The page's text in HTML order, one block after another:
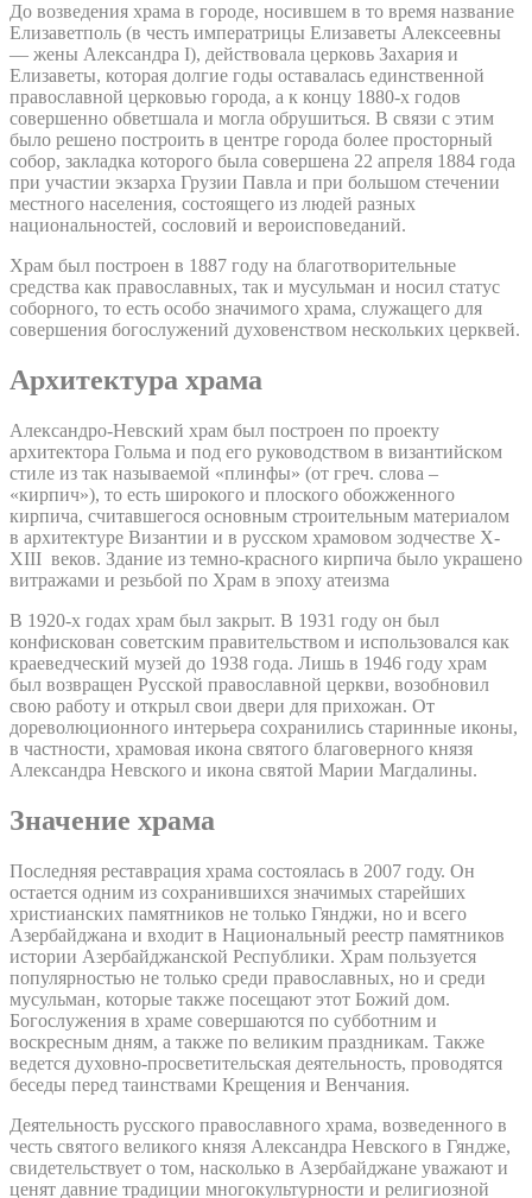
До возведения храма в городе, носившем в то время название
Елизаветполь (в честь императрицы Елизаветы Алексеевны
— жены Александра I), действовала церковь Захария и
Елизаветы, которая долгие годы оставалась единственной
православной церковью города, а к концу 1880-х годов
совершенно обветшала и могла обрушиться. В связи с этим
было решено построить в центре города более просторный
собор, закладка которого была совершена 22 апреля 1884 года
при участии экзарха Грузии Павла и при большом стечении
местного населения, состоящего из людей разных
национальностей, сословий и вероисповеданий.
Храм был построен в 1887 году на благотворительные
средства как православных, так и мусульман и носил статус
соборного, то есть особо значимого храма, служащего для
совершения богослужений духовенством нескольких церквей.
Архитектура храма
Александро-Невский храм был построен по проекту
архитектора Гольма и под его руководством в византийском
стиле из так называемой «плинфы» (от греч. слова –
«кирпич»), то есть широкого и плоского обожженного
кирпича, считавшегося основным строительным материалом
в архитектуре Византии и в русском храмовом зодчестве X-
XIII веков. Здание из темно-красного кирпича было украшено
витражами и резьбой по Храм в эпоху атеизма
В 1920-х годах храм был закрыт. В 1931 году он был
конфискован советским правительством и использовался как
краеведческий музей до 1938 года. Лишь в 1946 году храм
был возвращен Русской православной церкви, возобновил
свою работу и открыл свои двери для прихожан. От
дореволюционного интерьера сохранились старинные иконы,
в частности, храмовая икона святого благоверного князя
Александра Невского и икона святой Марии Магдалины.
Значение храма
Последняя реставрация храма состоялась в 2007 году. Он
остается одним из сохранившихся значимых старейших
христианских памятников не только Гянджи, но и всего
Азербайджана и входит в Национальный реестр памятников
истории Азербайджанской Республики. Храм пользуется
популярностью не только среди православных, но и среди
мусульман, которые также посещают этот Божий дом.
Богослужения в храме совершаются по субботним и
воскресным дням, а также по великим праздникам. Также
ведется духовно-просветительская деятельность, проводятся
беседы перед таинствами Крещения и Венчания.
Деятельность русского православного храма, возведенного в
честь святого великого князя Александра Невского в Гяндже,
свидетельствует о том, насколько в Азербайджане уважают и
ценят давние традиции многокультурности и религиозной